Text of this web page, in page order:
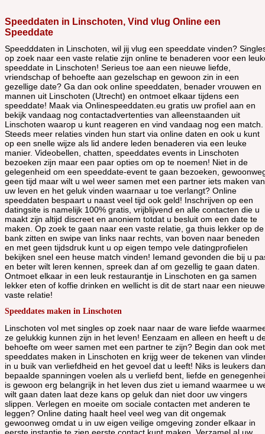
Speeddaten in Linschoten, Vind vlug Online een
Speeddate
Speedddaten in Linschoten, wil jij vlug een speeddate vinden?
op zoek naar een vaste relatie zijn online te benaderen voor een
speeddate in Linschoten! Serieus toe aan een nieuwe liefde,
vriendschap of behoefte aan gezelschap en gewoon zin in een
gezellige date? Ga dan ook online speeddaten, benader vrouwen en
mannen uit Linschoten (Utrecht) en ontmoet elkaar tijdens een
speeddate! Maak via Onlinespeeddaten.eu gratis uw profiel aan en
bekijk vandaag nog contactadvertenties van alleenstaanden uit
Linschoten waarop u kunt reageren en vind vandaag nog een match.
Steeds meer relaties vinden hun start via online daten en ook u kunt
op een snelle wijze als lid andere leden benaderen via een leuke
manier. Videobellen, chatten, speeddates events in Linschoten
bezoeken zijn maar een paar opties om op te noemen! Niet in de
gelegenheid om een speeddate-event te gaan bezoeken,
geen tijd maar wilt u wel weer samen met een partner iets maken van
uw leven en het geluk vinden waarnaar u toe verlangt? Online
speeddaten bespaart u naast veel tijd ook geld! Inschrijven op een
datingsite is namelijk 100% gratis, vrijblijvend en alle contacten die u
maakt zijn altijd discreet en anoniem totdat u besluit om een date te
maken. Op zoek te gaan naar een vaste relatie, ga thuis lekker op de
bank zitten en swipe van links naar rechts, van boven naar beneden
en met geen tijdsdruk kunt u op eigen tempo vele datingprofielen
bekijken snel een heuse match vinden! Iemand gevonden die bij u
en beter wilt leren kennen, spreek dan af om gezellig te gaan daten.
Ontmoet elkaar in een leuk restaurantje in Linschoten en ga samen
lekker eten of koffie drinken en wellicht is dit de start naar een nieuwe
vaste relatie!
Speeddates maken in Linschoten
Linschoten vol met singles op zoek naar naar de ware liefde
ze gelukkig kunnen zijn in het leven! Eenzaam en alleen en heeft u
behoefte om weer samen met een partner te zijn? Begin dan ook met
speeddates maken in Linschoten en krijg weer de tekenen van
in u buik van verliefdheid en het gevoel dat u leeft! Niks is leukers dan
bepaalde spanningen voelen als u verliefd bent, liefde en
is gewoon erg belangrijk in het leven dus ziet u iemand waarmee u
wilt gaan daten laat deze kans op geluk dan niet door uw vingers
slippen. Verlegen en moeite om sociale contacten met anderen te
leggen? Online dating haalt heel veel weg van dit ongemak
gewoonweg omdat u in uw eigen veilige omgeving zonder elkaar in
eerste instantie te zien eerste contact kunt maken. Verzamel al uw